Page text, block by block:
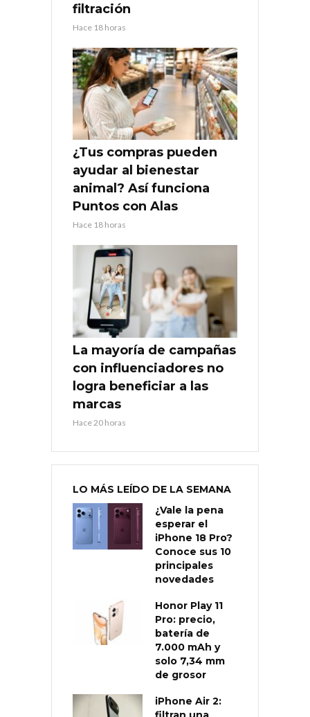
filtración
Hace 18 horas
¿Tus compras pueden
ayudar al bienestar
animal? Así funciona
Puntos con Alas
Hace 18 horas
La mayoría de campañas
con influenciadores no
logra beneficiar a las
marcas
Hace 20 horas
LO MÁS LEÍDO DE LA SEMANA
¿Vale la pena
esperar el
iPhone 18 Pro?
Conoce sus 10
principales
novedades
Honor Play 11
Pro: precio,
batería de
7.000 mAh y
solo 7,34 mm
de grosor
iPhone Air 2: